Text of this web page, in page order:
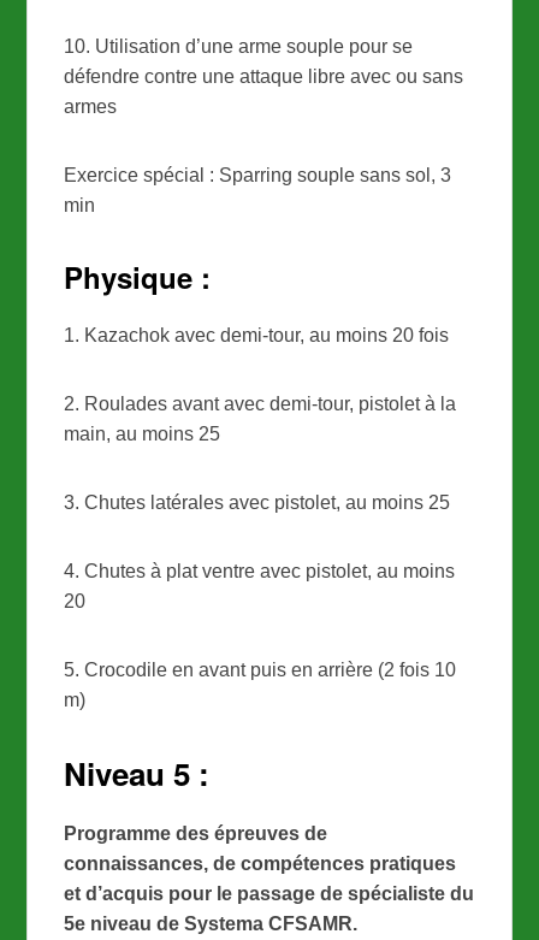
10. Utilisation d’une arme souple pour se
défendre contre une attaque libre avec ou sans
armes
Exercice spécial : Sparring souple sans sol, 3
min
Physique :
1. Kazachok avec demi-tour, au moins 20 fois
2. Roulades avant avec demi-tour, pistolet à la
main, au moins 25
3. Chutes latérales avec pistolet, au moins 25
4. Chutes à plat ventre avec pistolet, au moins
20
5. Crocodile en avant puis en arrière (2 fois 10
m)
Niveau 5 :
Programme des épreuves de
connaissances, de compétences pratiques
et d’acquis pour le passage de spécialiste du
5e niveau de Systema CFSAMR.